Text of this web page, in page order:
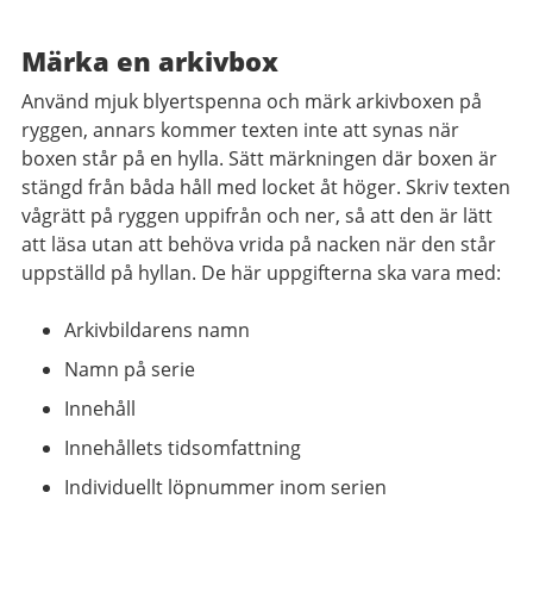
Märka en arkivbox
Använd mjuk blyertspenna och märk arkivboxen på
ryggen, annars kommer texten inte att synas när
boxen står på en hylla. Sätt märkningen där boxen är
stängd från båda håll med locket åt höger. Skriv texten
vågrätt på ryggen uppifrån och ner, så att den är lätt
att läsa utan att behöva vrida på nacken när den står
uppställd på hyllan. De här uppgifterna ska vara med:
Arkivbildarens namn
Namn på serie
Innehåll
Innehållets tidsomfattning
Individuellt löpnummer inom serien